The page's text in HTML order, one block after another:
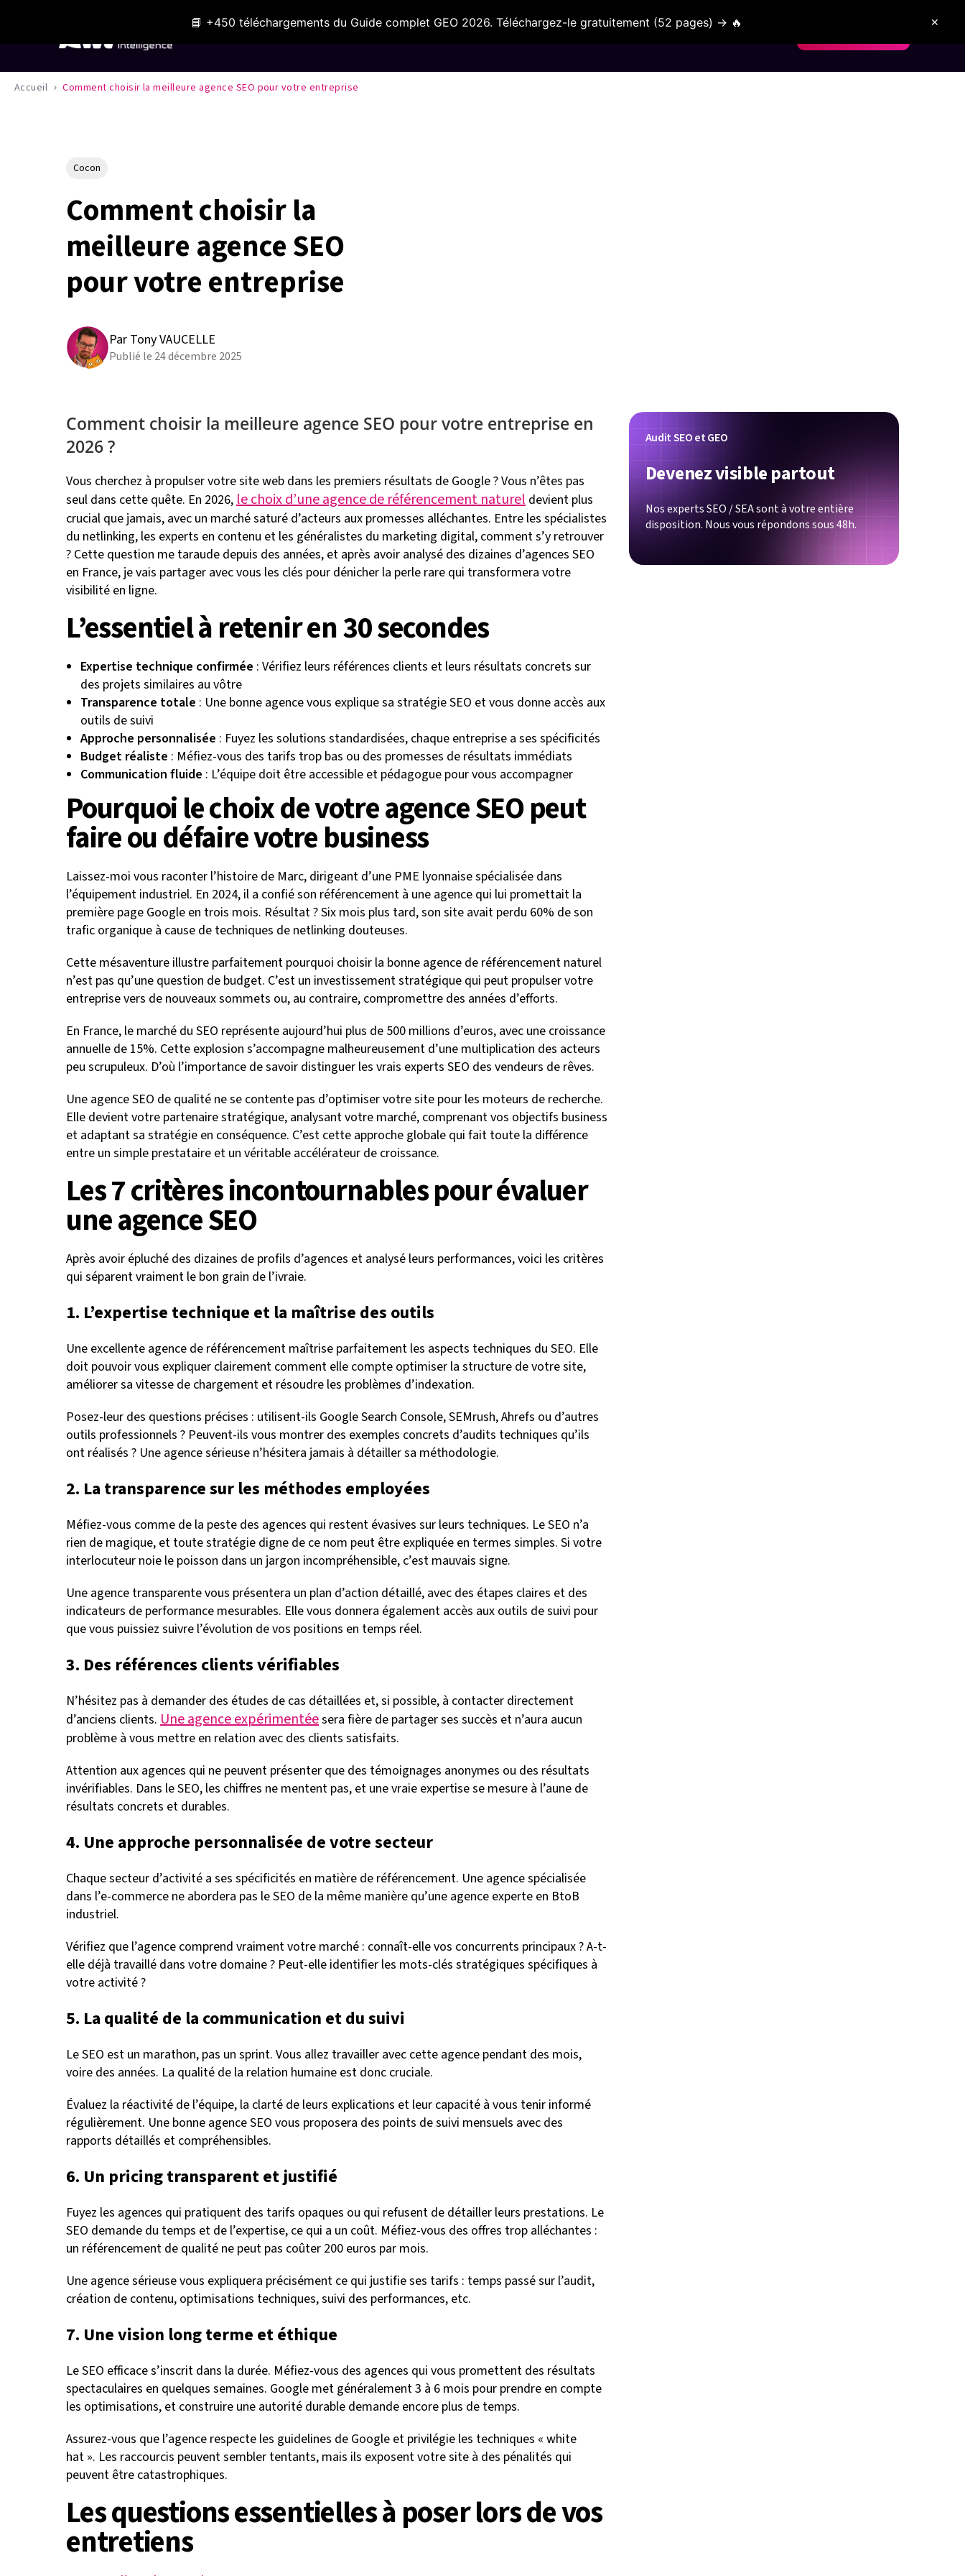
📘 +450 téléchargements du Guide complet GEO 2026. Téléchargez-le gratuitement (52 pages) → 🔥 ✕
Expertises IA & Outils Nos secteurs Ils nous font confiance
Accueil › Comment choisir la meilleure agence SEO pour votre entreprise
Cocon
Comment choisir la
meilleure agence SEO
pour votre entreprise
Par Tony VAUCELLE
Publié le 24 décembre 2025
Comment choisir la meilleure agence SEO pour votre entreprise en
2026 ?
Vous cherchez à propulser votre site web dans les premiers résultats de Google ? Vous n’êtes pas
seul dans cette quête. En 2026,le choix d’une agence de référencement naturel devient plus
crucial que jamais, avec un marché saturé d’acteurs aux promesses alléchantes. Entre les spécialistes
du netlinking, les experts en contenu et les généralistes du marketing digital, comment s’y retrouver
? Cette question me taraude depuis des années, et après avoir analysé des dizaines d’agences SEO
en France, je vais partager avec vous les clés pour dénicher la perle rare qui transformera votre
visibilité en ligne.
L’essentiel à retenir en 30 secondes
Expertise technique confirmée : Vérifiez leurs références clients et leurs résultats concrets sur
des projets similaires au vôtre
Transparence totale : Une bonne agence vous explique sa stratégie SEO et vous donne accès aux
outils de suivi
Approche personnalisée : Fuyez les solutions standardisées, chaque entreprise a ses spécificités
Budget réaliste : Méfiez-vous des tarifs trop bas ou des promesses de résultats immédiats
Communication fluide : L’équipe doit être accessible et pédagogue pour vous accompagner
Pourquoi le choix de votre agence SEO peut
faire ou défaire votre business
Laissez-moi vous raconter l’histoire de Marc, dirigeant d’une PME lyonnaise spécialisée dans
l’équipement industriel. En 2024, il a confié son référencement à une agence qui lui promettait la
première page Google en trois mois. Résultat ? Six mois plus tard, son site avait perdu 60% de son
trafic organique à cause de techniques de netlinking douteuses.
Cette mésaventure illustre parfaitement pourquoi choisir la bonne agence de référencement naturel
n’est pas qu’une question de budget. C’est un investissement stratégique qui peut propulser votre
entreprise vers de nouveaux sommets ou, au contraire, compromettre des années d’efforts.
En France, le marché du SEO représente aujourd’hui plus de 500 millions d’euros, avec une croissance
annuelle de 15%. Cette explosion s’accompagne malheureusement d’une multiplication des acteurs
peu scrupuleux. D’où l’importance de savoir distinguer les vrais experts SEO des vendeurs de rêves.
Une agence SEO de qualité ne se contente pas d’optimiser votre site pour les moteurs de recherche.
Elle devient votre partenaire stratégique, analysant votre marché, comprenant vos objectifs business
et adaptant sa stratégie en conséquence. C’est cette approche globale qui fait toute la différence
entre un simple prestataire et un véritable accélérateur de croissance.
Les 7 critères incontournables pour évaluer
une agence SEO
Après avoir épluché des dizaines de profils d’agences et analysé leurs performances, voici les critères
qui séparent vraiment le bon grain de l’ivraie.
1. L’expertise technique et la maîtrise des outils
Une excellente agence de référencement maîtrise parfaitement les aspects techniques du SEO. Elle
doit pouvoir vous expliquer clairement comment elle compte optimiser la structure de votre site,
améliorer sa vitesse de chargement et résoudre les problèmes d’indexation.
Posez-leur des questions précises : utilisent-ils Google Search Console, SEMrush, Ahrefs ou d’autres
outils professionnels ? Peuvent-ils vous montrer des exemples concrets d’audits techniques qu’ils
ont réalisés ? Une agence sérieuse n’hésitera jamais à détailler sa méthodologie.
2. La transparence sur les méthodes employées
Méfiez-vous comme de la peste des agences qui restent évasives sur leurs techniques. Le SEO n’a
rien de magique, et toute stratégie digne de ce nom peut être expliquée en termes simples. Si votre
interlocuteur noie le poisson dans un jargon incompréhensible, c’est mauvais signe.
Une agence transparente vous présentera un plan d’action détaillé, avec des étapes claires et des
indicateurs de performance mesurables. Elle vous donnera également accès aux outils de suivi pour
que vous puissiez suivre l’évolution de vos positions en temps réel.
3. Des références clients vérifiables
N’hésitez pas à demander des études de cas détaillées et, si possible, à contacter directement
d’anciens clients. Une agence expérimentéesera fière de partager ses succès et n’aura aucun
problème à vous mettre en relation avec des clients satisfaits.
Attention aux agences qui ne peuvent présenter que des témoignages anonymes ou des résultats
invérifiables. Dans le SEO, les chiffres ne mentent pas, et une vraie expertise se mesure à l’aune de
résultats concrets et durables.
4. Une approche personnalisée de votre secteur
Chaque secteur d’activité a ses spécificités en matière de référencement. Une agence spécialisée
dans l’e-commerce ne abordera pas le SEO de la même manière qu’une agence experte en BtoB
industriel.
Vérifiez que l’agence comprend vraiment votre marché : connaît-elle vos concurrents principaux ? A-t-
elle déjà travaillé dans votre domaine ? Peut-elle identifier les mots-clés stratégiques spécifiques à
votre activité ?
5. La qualité de la communication et du suivi
Le SEO est un marathon, pas un sprint. Vous allez travailler avec cette agence pendant des mois,
voire des années. La qualité de la relation humaine est donc cruciale.
Évaluez la réactivité de l’équipe, la clarté de leurs explications et leur capacité à vous tenir informé
régulièrement. Une bonne agence SEO vous proposera des points de suivi mensuels avec des
rapports détaillés et compréhensibles.
6. Un pricing transparent et justifié
Fuyez les agences qui pratiquent des tarifs opaques ou qui refusent de détailler leurs prestations. Le
SEO demande du temps et de l’expertise, ce qui a un coût. Méfiez-vous des offres trop alléchantes :
un référencement de qualité ne peut pas coûter 200 euros par mois.
Une agence sérieuse vous expliquera précisément ce qui justifie ses tarifs : temps passé sur l’audit,
création de contenu, optimisations techniques, suivi des performances, etc.
7. Une vision long terme et éthique
Le SEO efficace s’inscrit dans la durée. Méfiez-vous des agences qui vous promettent des résultats
spectaculaires en quelques semaines. Google met généralement 3 à 6 mois pour prendre en compte
les optimisations, et construire une autorité durable demande encore plus de temps.
Assurez-vous que l’agence respecte les guidelines de Google et privilégie les techniques « white
hat ». Les raccourcis peuvent sembler tentants, mais ils exposent votre site à des pénalités qui
peuvent être catastrophiques.
Les questions essentielles à poser lors de vos
entretiens
Audit SEO et GEO
Devenez visible partout
Nos experts SEO / SEA sont à votre entière
disposition. Nous vous répondons sous 48h.